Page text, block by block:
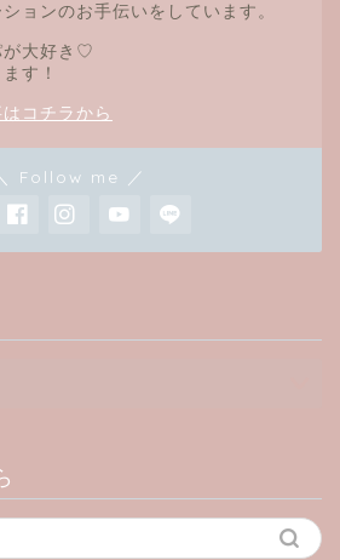
ョンのお手伝いをしています。
が大好き♡
す！
コチラから
Follow me ／